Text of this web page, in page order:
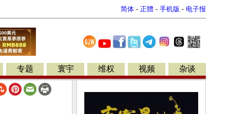
简体 - 正體 - 手机版 - 电子报
专题 寰宇 维权 视频 杂谈